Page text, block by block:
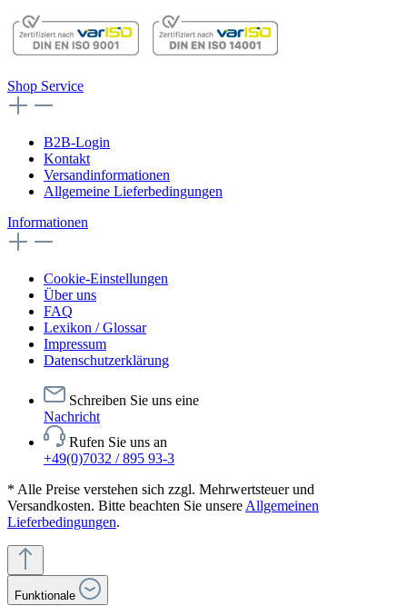
Shop Service
B2B-Login
Kontakt
Versandinformationen
Allgemeine Lieferbedingungen
Informationen
Cookie-Einstellungen
Über uns
FAQ
Lexikon / Glossar
Impressum
Datenschutzerklärung
Schreiben Sie uns eine
Nachricht
Rufen Sie uns an
+49(0)7032 / 895 93-3
* Alle Preise verstehen sich zzgl. Mehrwertsteuer und
Versandkosten. Bitte beachten Sie unsereAllgemeinen
Lieferbedingungen.
Funktionale